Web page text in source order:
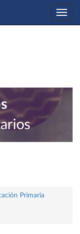
Primaria